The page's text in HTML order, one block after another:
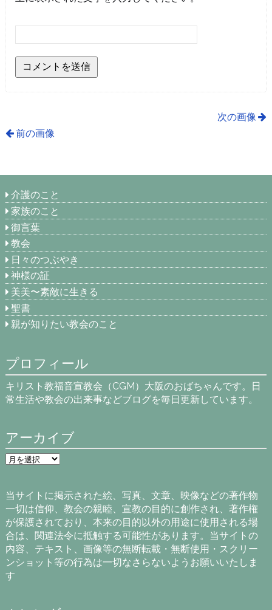
次の画像
前の画像
介護のこと
家族のこと
御言葉
教会
日々のつぶやき
神様の証
美美〜素敵に生きる
聖書
親が知りたい教会のこと
プロフィール
キリスト教福音宣教会（CGM）大阪のおばちゃんです。日
常生活や教会の出来事などブログを毎日更新しています。
アーカイブ
ア
ー
ブ
当サイトに掲示された絵、写真、文章、映像などの著作物
一切は信仰、教会の親睦、宣教の目的に創作され、著作権
が保護されており、本来の目的以外の用途に使用される場
合は、関連法令に抵触する可能性があります。当サイトの
内容、テキスト、画像等の無断転載・無断使用・スクリー
ンショット等の行為は一切なさらないようお願いいたしま
す